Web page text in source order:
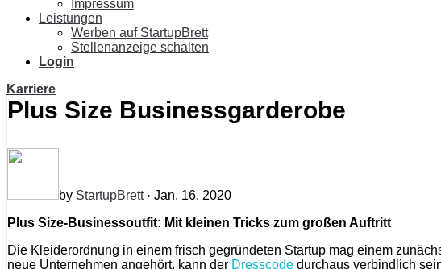
Impressum
Leistungen
Werben auf StartupBrett
Stellenanzeige schalten
Login
Karriere
Plus Size Businessgarderobe
by StartupBrett· Jan. 16, 2020
Plus Size-Businessoutfit: Mit kleinen Tricks zum großen Auftritt
Die Kleiderordnung in einem frisch gegründeten Startup mag einem
neue Unternehmen angehört, kann der Dresscode durchaus verbindlich